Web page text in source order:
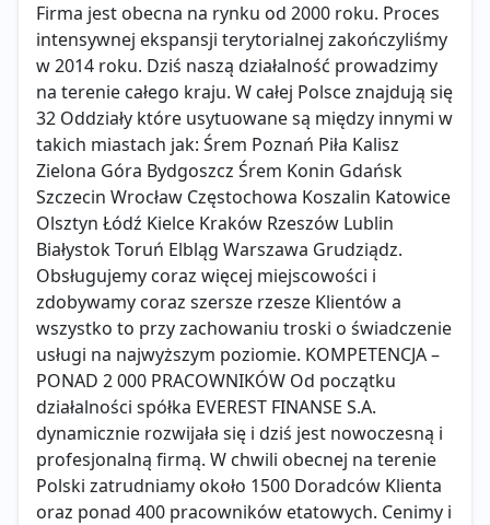
Firma jest obecna na rynku od 2000 roku. Proces
intensywnej ekspansji terytorialnej zakończyliśmy
w 2014 roku. Dziś naszą działalność prowadzimy
na terenie całego kraju. W całej Polsce znajdują się
32 Oddziały które usytuowane są między innymi w
takich miastach jak: Śrem Poznań Piła Kalisz
Zielona Góra Bydgoszcz Śrem Konin Gdańsk
Szczecin Wrocław Częstochowa Koszalin Katowice
Olsztyn Łódź Kielce Kraków Rzeszów Lublin
Białystok Toruń Elbląg Warszawa Grudziądz.
Obsługujemy coraz więcej miejscowości i
zdobywamy coraz szersze rzesze Klientów a
wszystko to przy zachowaniu troski o świadczenie
usługi na najwyższym poziomie. KOMPETENCJA –
PONAD 2 000 PRACOWNIKÓW Od początku
działalności spółka EVEREST FINANSE S.A.
dynamicznie rozwijała się i dziś jest nowoczesną i
profesjonalną firmą. W chwili obecnej na terenie
Polski zatrudniamy około 1500 Doradców Klienta
oraz ponad 400 pracowników etatowych. Cenimy i